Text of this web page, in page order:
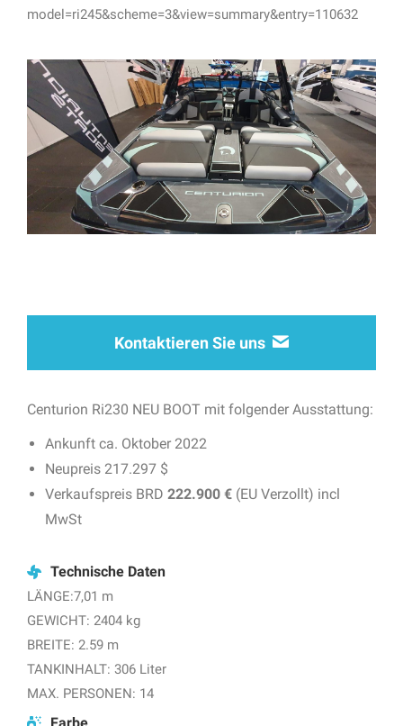
model=ri245&scheme=3&view=summary&entry=110632
Kontaktieren Sie uns
Centurion Ri230 NEU BOOT mit folgender Ausstattung:
Ankunft ca. Oktober 2022
Neupreis 217.297 $
Verkaufspreis BRD 222.900 € (EU Verzollt) incl
MwSt
Technische Daten
LÄNGE:7,01 m
GEWICHT: 2404 kg
BREITE: 2.59 m
TANKINHALT: 306 Liter
MAX. PERSONEN: 14